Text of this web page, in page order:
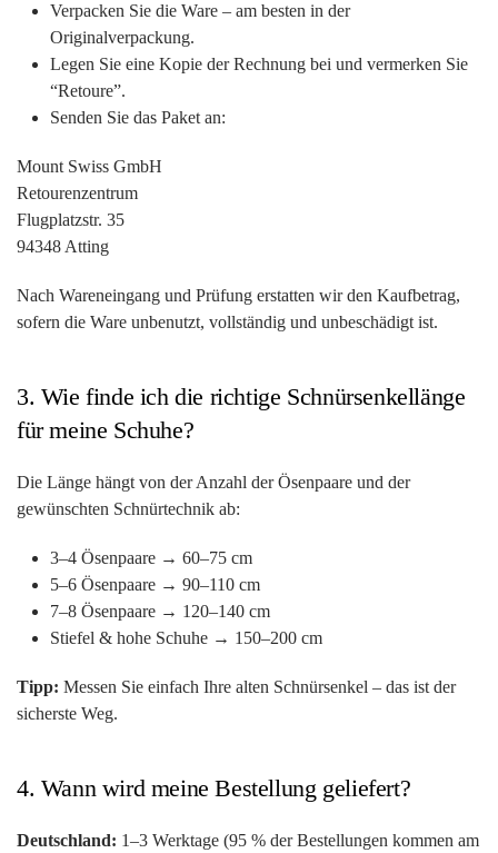
Verpacken Sie die Ware – am besten in der
Originalverpackung.
Legen Sie eine Kopie der Rechnung bei und vermerken Sie
“Retoure”.
Senden Sie das Paket an:
Mount Swiss GmbH
Retourenzentrum
Flugplatzstr. 35
94348 Atting
Nach Wareneingang und Prüfung erstatten wir den Kaufbetrag,
sofern die Ware unbenutzt, vollständig und unbeschädigt ist.
3. Wie finde ich die richtige Schnürsenkellänge
für meine Schuhe?
Die Länge hängt von der Anzahl der Ösenpaare und der
gewünschten Schnürtechnik ab:
3–4 Ösenpaare → 60–75 cm
5–6 Ösenpaare → 90–110 cm
7–8 Ösenpaare → 120–140 cm
Stiefel & hohe Schuhe → 150–200 cm
Tipp: Messen Sie einfach Ihre alten Schnürsenkel – das ist der
sicherste Weg.
4. Wann wird meine Bestellung geliefert?
Deutschland: 1–3 Werktage (95 % der Bestellungen kommen am